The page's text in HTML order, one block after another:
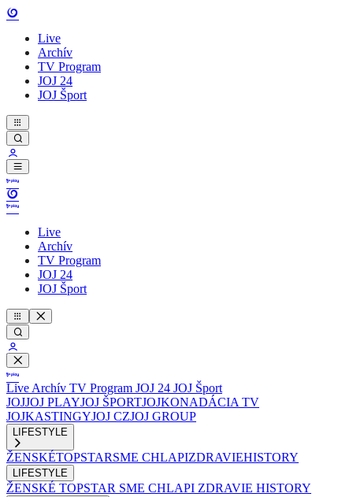
Live
Archív
TV Program
JOJ 24
JOJ Šport
Live
Archív
TV Program
JOJ 24
JOJ Šport
Live Archív TV Program JOJ 24 JOJ Šport
JOJJOJ PLAYJOJ ŠPORTJOJKONADÁCIA TV
JOJKASTINGYJOJ CZJOJ GROUP
LIFESTYLE
ŽENSKÉTOPSTARSME CHLAPIZDRAVIEHISTORY
LIFESTYLE
ŽENSKÉ TOPSTAR SME CHLAPI ZDRAVIE HISTORY